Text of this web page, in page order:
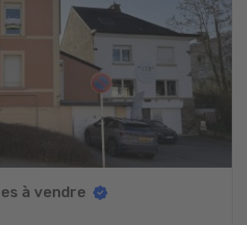
à vendre